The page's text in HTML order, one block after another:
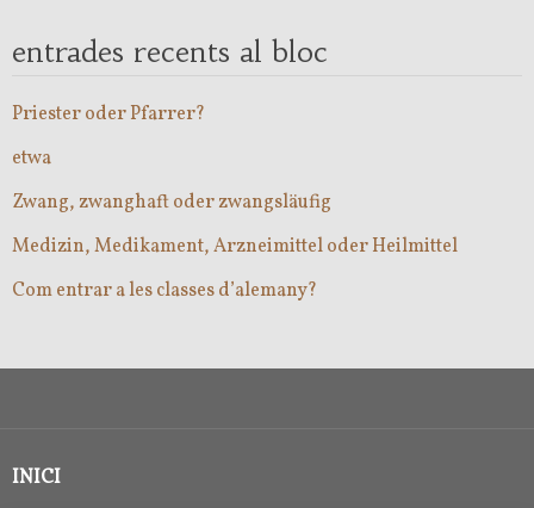
entrades recents al bloc
Priester oder Pfarrer?
etwa
Zwang, zwanghaft oder zwangsläufig
Medizin, Medikament, Arzneimittel oder Heilmittel
Com entrar a les classes d’alemany?
INICI